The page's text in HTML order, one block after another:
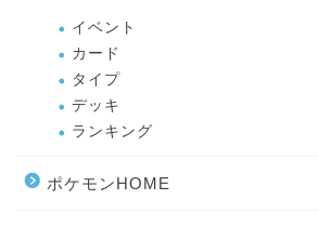
イベント
カード
タイプ
デッキ
ランキング
ポケモンHOME